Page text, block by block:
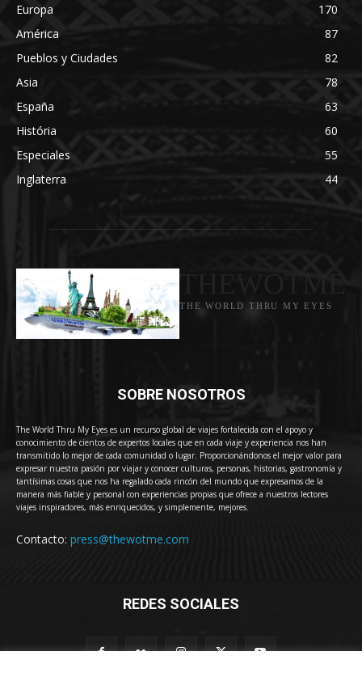
Europa
170
América
87
Pueblos y Ciudades
82
Asia
78
España
63
História
60
Especiales
55
Inglaterra
44
THE WORLD THRU MY EYES
SOBRE NOSOTROS
The World Thru My Eyes es un recurso global de viajes fortalecida con el apoyo y
conocimiento de cientos de expertos locales que en cada viaje y experiencia nos han
transmitido lo mejor de cada comunidad o lugar. Proporcionándonos el mejor valor para
expresar nuestra pasión por viajar y conocer culturas, personas, historias, gastronomía y
tantísimas cosas que nos ha regalado cada rincón del mundo que expresamos de la
manera más fiable y personal con experiencias propias que ofrece a nuestros lectores
viajes inspiradores, más enriquecidos, y simplemente, mejores.
Contacto: press@thewotme.com
REDES SOCIALES